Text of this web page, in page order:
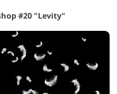
#20 "Levity"